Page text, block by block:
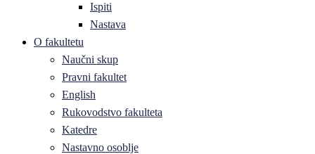
Ispiti
Nastava
O fakultetu
Naučni skup
Pravni fakultet
English
Rukovodstvo fakulteta
Katedre
Nastavno osoblje